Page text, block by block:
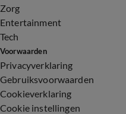
Zorg
Entertainment
Tech
Voorwaarden
Privacyverklaring
Gebruiksvoorwaarden
Cookieverklaring
Cookie instellingen